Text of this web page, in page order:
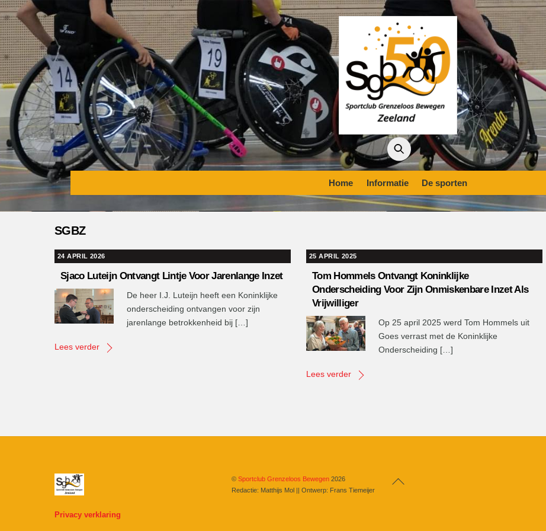
Skip
to
content
Home Informatie De sporten
SGBZ
24 APRIL 2026
Sjaco Luteijn Ontvangt Lintje Voor Jarenlange Inzet
De heer I.J. Luteijn heeft een Koninklijke
onderscheiding ontvangen voor zijn
jarenlange betrokkenheid bij […]
Lees verder
25 APRIL 2025
Tom Hommels Ontvangt Koninklijke
Onderscheiding Voor Zijn Onmiskenbare Inzet Als
Vrijwilliger
Op 25 april 2025 werd Tom Hommels uit
Goes verrast met de Koninklijke
Onderscheiding […]
Lees verder
Back
©Sportclub Grenzeloos Bewegen 2026
Redactie: Matthijs Mol || Ontwerp: Frans Tiemeijer
Privacy verklaring